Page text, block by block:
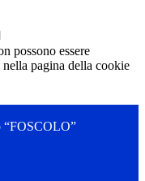
possono essere
pagina della cookie
“FOSCOLO”